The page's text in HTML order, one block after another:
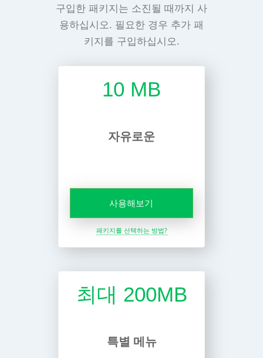
구입한 패키지는 소진될 때까지 사
용하십시오. 필요한 경우 추가 패
키지를 구입하십시오.
10 MB
자유로운
사용해보기
패키지를 선택하는 방법?
최대 200MB
특별 메뉴